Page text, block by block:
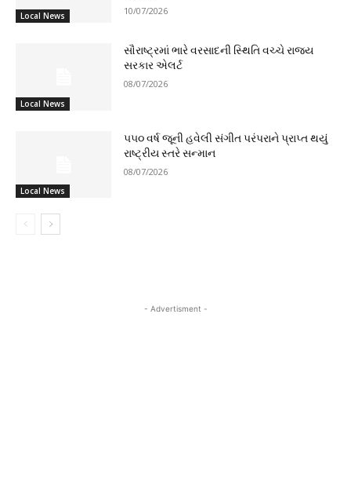
Local News 10/07/2026
Local News
સૌરાષ્ટ્રમાં ભારે વરસાદની સ્થિતિ વચ્ચે રાજ્ય
સરકાર એલર્ટ
08/07/2026
Local News
૫૫૦ વર્ષ જૂની હવેલી સંગીત પરંપરાને પ્રાપ્ત થયું
રાષ્ટ્રીય સ્તરે સન્માન
08/07/2026
- Advertisment -